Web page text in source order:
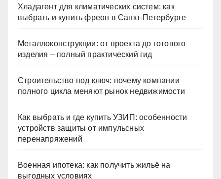
Хладагент для климатических систем: как
выбрать и купить фреон в Санкт-Петербурге
Металлоконструкции: от проекта до готового
изделия – полный практический гид
Строительство под ключ: почему компании
полного цикла меняют рынок недвижимости
Как выбрать и где купить УЗИП: особенности
устройств защиты от импульсных
перенапряжений
Военная ипотека: как получить жильё на
выгодных условиях